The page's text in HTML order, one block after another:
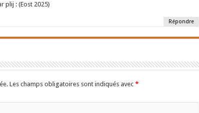
plij : (Eost 2025)
Répondre
Les champs obligatoires sont indiqués avec *